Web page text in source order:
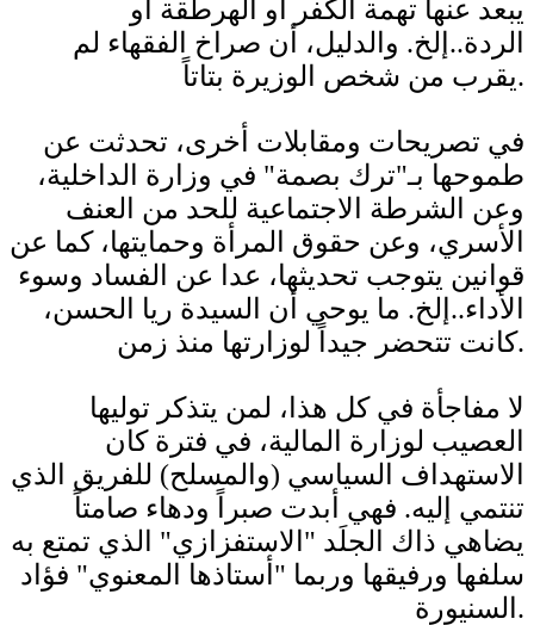
يبعد عنها تهمة الكفر أو الهرطقة أو
الردة..إلخ. والدليل، أن صراخ الفقهاء لم
يقرب من شخص الوزيرة بتاتاً.
في تصريحات ومقابلات أخرى، تحدثت عن
طموحها بـ"ترك بصمة" في وزارة الداخلية،
وعن الشرطة الاجتماعية للحد من العنف
الأسري، وعن حقوق المرأة وحمايتها، كما عن
قوانين يتوجب تحديثها، عدا عن الفساد وسوء
الأداء..إلخ. ما يوحي أن السيدة ريا الحسن،
كانت تتحضر جيداً لوزارتها منذ زمن.
لا مفاجأة في كل هذا، لمن يتذكر توليها
العصيب لوزارة المالية، في فترة كان
الاستهداف السياسي (والمسلح) للفريق الذي
تنتمي إليه. فهي أبدت صبراً ودهاء صامتاً
يضاهي ذاك الجلَد "الاستفزازي" الذي تمتع به
سلفها ورفيقها وربما "أستاذها المعنوي" فؤاد
السنيورة.